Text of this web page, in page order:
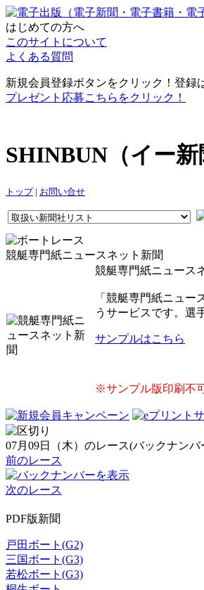
はじめての方へ
このサイトについて
よくある質問
新規会員登録ボタンをクリック！登録
プレゼント応募こちらをクリック！
SHINBUN（イー新
トップ| お問い合せ
競艇専門紙ニュースネット新聞
競艇専門紙ニュース
「競艇専門紙ニュ
うサービスです。選
サンプルはこちら
※サンプル版印刷不
07月09日（木）のレース(バックナンバ
前のレース
次のレース
PDF版新聞
戸田ボート(G2)
三国ボート(G3)
若松ボート(G3)